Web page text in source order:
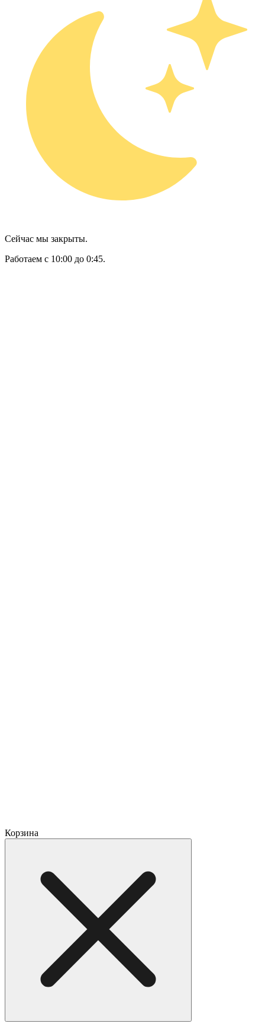
Сейчас мы закрыты.
Работаем с 10:00 до 0:45.
Корзина